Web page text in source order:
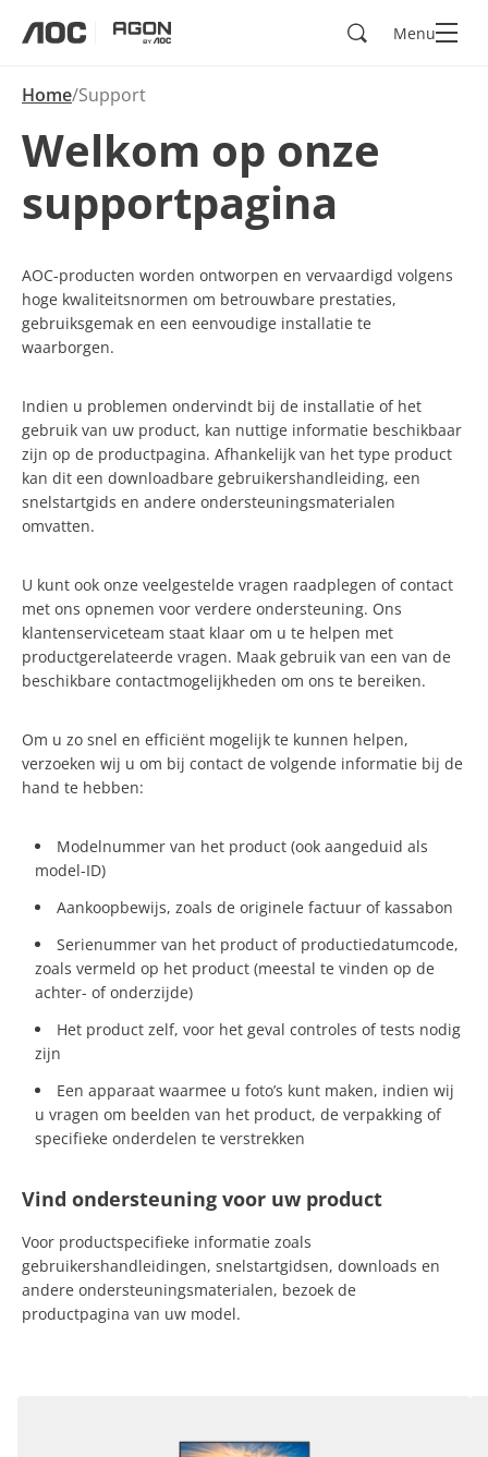
ZoekenMenu
Home Support
Welkom op onze
supportpagina
AOC-producten worden ontworpen en vervaardigd volgens
hoge kwaliteitsnormen om betrouwbare prestaties,
gebruiksgemak en een eenvoudige installatie te
waarborgen.
Indien u problemen ondervindt bij de installatie of het
gebruik van uw product, kan nuttige informatie beschikbaar
zijn op de productpagina. Afhankelijk van het type product
kan dit een downloadbare gebruikershandleiding, een
snelstartgids en andere ondersteuningsmaterialen
omvatten.
U kunt ook onze veelgestelde vragen raadplegen of contact
met ons opnemen voor verdere ondersteuning. Ons
klantenserviceteam staat klaar om u te helpen met
productgerelateerde vragen. Maak gebruik van een van de
beschikbare contactmogelijkheden om ons te bereiken.
Om u zo snel en efficiënt mogelijk te kunnen helpen,
verzoeken wij u om bij contact de volgende informatie bij de
hand te hebben:
Modelnummer van het product (ook aangeduid als
model-ID)
Aankoopbewijs, zoals de originele factuur of kassabon
Serienummer van het product of productiedatumcode,
zoals vermeld op het product (meestal te vinden op de
achter- of onderzijde)
Het product zelf, voor het geval controles of tests nodig
zijn
Een apparaat waarmee u foto’s kunt maken, indien wij
u vragen om beelden van het product, de verpakking of
specifieke onderdelen te verstrekken
Vind ondersteuning voor uw product
Voor productspecifieke informatie zoals
gebruikershandleidingen, snelstartgidsen, downloads en
andere ondersteuningsmaterialen, bezoek de
productpagina van uw model.